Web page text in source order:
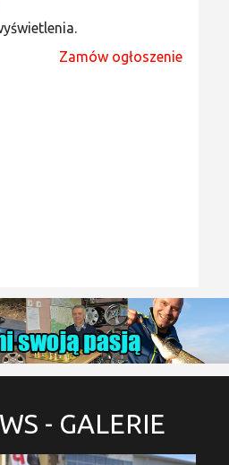
Zamów ogłoszenie
- GALERIE